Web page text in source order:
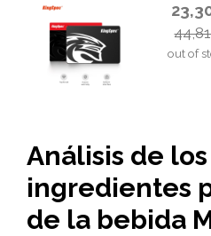
out of
Análisis de los
ingredientes
de la bebida